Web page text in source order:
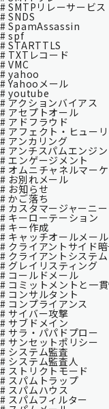
# SMTPリレーサービス
# SNDS
# SpamAssassin
# spf
# STARTTLS
# TXTレコード
# VMC
# yahoo
# Yahooメール
# youtube
# アクションバイアス
# アセプトオール
# アドフラウド
# アフェクト・ヒュー
# アンカリング
# アンチスパムエンジン
# エンゲージメント
# オムニチャネルマー
# お別れメール
# お知らせ
# かご落ち
# カスタマージャーニー
# キーローテーション
# キー作成
# キャッチオールメール
# クライアントサイド
# クライアントシステム
# グレイリスティング
# コールドメール
# コミットメントと一
# コンサルタント
# コンプライアンス
# サイバー攻撃
# サブドメイン
# サラ・パパドプロー
# サンセットポリシー
# システム監査
# システム監査⼈
# ストリクトモード
# スパムトラップ
# スパムハウス
# スパムフィルター